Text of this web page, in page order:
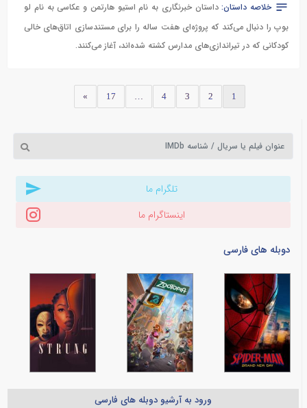
خلاصه داستان:داستان خبرنگاری به نام استیو هارتمن و عکاسی به نام لو
بوپ را دنبال می‌کند که پروژه‌ای هفت ساله را برای مستندسازی اتاق‌های خالی
کودکانی که در تیراندازی‌های مدارس کشته شده‌اند، آغاز می‌کنند.
1
2
3
4
…
17
»
تلگرام ما
اینستاگرام ما
دوبله های فارسی
ورود به آرشیو دوبله های فارسی